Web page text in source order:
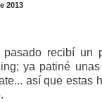
2013
pasado recibí un
ya patiné
así que estas